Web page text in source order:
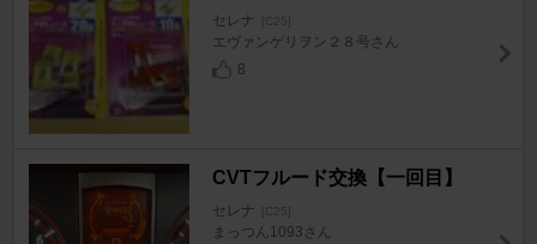
セレナ [C25]
エヴァンゲリヲン２８号さん
8
CVTフルード交換【一回目】
セレナ [C25]
まっつん1093さん